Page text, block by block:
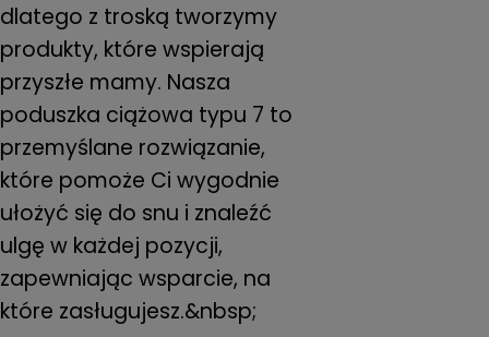
dlatego z troską tworzymy
produkty, które wspierają
przyszłe mamy. Nasza
poduszka ciążowa typu 7 to
przemyślane rozwiązanie,
które pomoże Ci wygodnie
ułożyć się do snu i znaleźć
ulgę w każdej pozycji,
zapewniając wsparcie, na
które zasługujesz.&nbsp;